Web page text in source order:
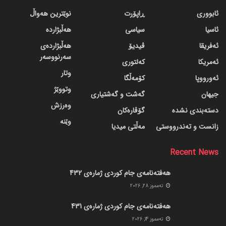
ئابووری
ئاسیا
ئەفریقا
ئەمریکا
ئەورووپا
جیهان
دسته‌بندی نشده
زانست و تەندرووستی
ڕاپۆرت
سیاسی
ڤیدیۆ
کەلتوری
کۆمەڵگا
گه‌شت و گه‌شتیاری
گۆڤاره‌کان
مەڵتی میدیا
نوێترین هەواڵ
هەڵبژاردە
هەڵبژاردەی
سەرنووسەر
وتار
وتووێژ
وەرزش
وێنە
Recent News
هەفتەنامەی جام کوردی ژمارەی 432
ته‌مموز 28, 2026
هەفتەنامەی جام کوردی ژمارەی 431
ته‌مموز 14, 2026